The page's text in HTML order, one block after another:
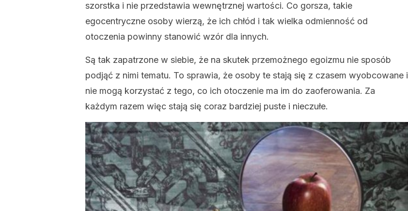
szorstka i nie przedstawia wewnętrznej wartości. Co gorsza, takie
egocentryczne osoby wierzą, że ich chłód i tak wielka odmienność od
otoczenia powinny stanowić wzór dla innych.
Są tak zapatrzone w siebie, że na skutek przemożnego egoizmu nie sposób
podjąć z nimi tematu. To sprawia, że osoby te stają się z czasem wyobcowane i
nie mogą korzystać z tego, co ich otoczenie ma im do zaoferowania. Za
każdym razem więc stają się coraz bardziej puste i nieczułe.